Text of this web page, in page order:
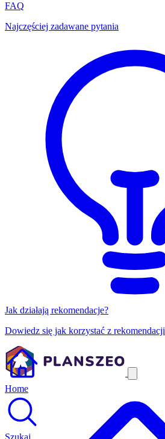
FAQ
Najczęściej zadawane pytania
Jak działają rekomendacje?
Dowiedz się jak korzystać z rekomendacji
Home
Szukaj